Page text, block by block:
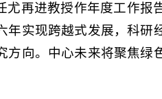
尤再进教授作年度工作报
年实现跨越式发展，科研
方向。中心未来将聚焦绿